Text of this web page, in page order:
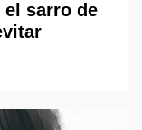
el sarro de